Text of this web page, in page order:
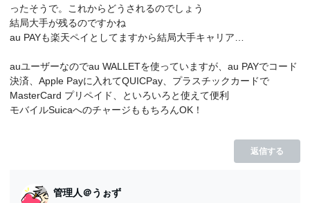
ったそうで。これからどうされるのでしょう
結局大手が残るのですかね
au PAYも楽天ペイとしてますから結局大手キャリア…
auユーザーなのでau WALLETを使っていますが、au PAYでコード
決済、Apple Payに入れてQUICPay、プラスチックカードで
MasterCard プリペイド、といろいろと使えて便利
モバイルSuicaへのチャージももちろんOK！
返信する
管理人＠うぉず